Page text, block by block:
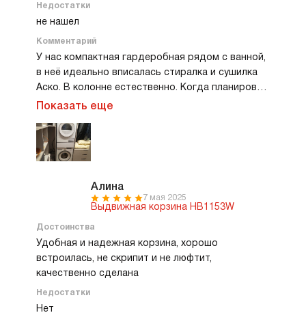
Недостатки
не нашел
Комментарий
У нас компактная гардеробная рядом с ванной,
в неё идеально вписалась стиралка и сушилка
Аско. В колонне естественно. Когда планировал
этот уголок, хотел, чтобы всё было под рукой,
выдвижную гладильную доску,
поконсультировался, потом почитал, посмотрел
фото и понял, что это прям то, чего не
лишнего места не занимает, внутри выдвигается
как ящик — нажал, потянул, и она сразу готова к
работе. Никаких ножек, ничего не надо
разбирать. Погладил — убрал обратно.
Механизм выдвижения очень плавный, всё
хорошо, не залипает. Визуально доска не
Показать еще
Алина
7 мая 2025
Выдвижная корзина HB1153W
Достоинства
Удобная и надежная корзина, хорошо
встроилась, не скрипит и не люфтит,
качественно сделана
Недостатки
Нет